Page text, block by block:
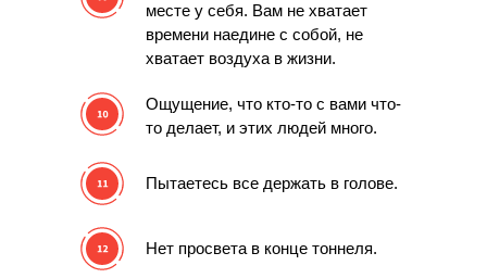
месте у себя. Вам не хватает
времени наедине с собой, не
хватает воздуха в жизни.
Ощущение, что кто-то с вами что-
то делает, и этих людей много.
Пытаетесь все держать в голове.
Нет просвета в конце тоннеля.